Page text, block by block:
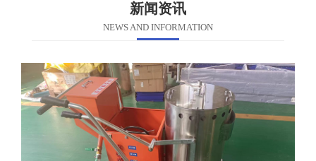
新闻资讯
NEWS AND INFORMATION